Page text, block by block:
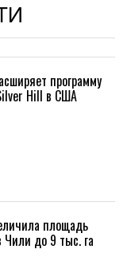
программу
Hill в США
площадь
Чили до 9 тыс. га